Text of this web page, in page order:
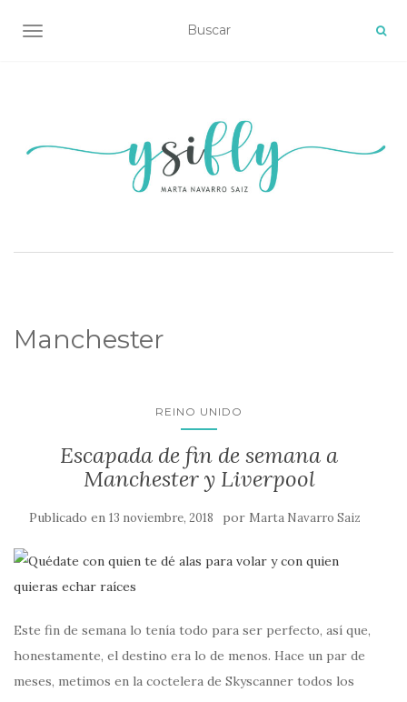
ALTERNAR NAVEGACIÓN
Manchester
REINO UNIDO
Escapada de fin de semana a
Manchester y Liverpool
Publicado en 13 noviembre, 2018 por Marta Navarro Saiz
Este fin de semana lo tenía todo para ser perfecto, así que,
honestamente, el destino era lo de menos. Hace un par de
meses, metimos en la coctelera de Skyscanner todos los